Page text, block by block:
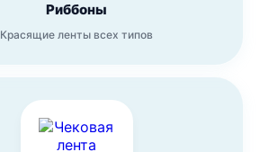
Риббоны
Красящие ленты всех типов